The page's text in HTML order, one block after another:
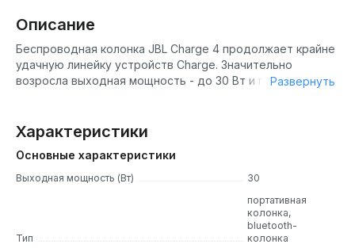
Описание
Беспроводная колонка JBL Charge 4 продолжает крайне
удачную линейку устройств Charge. Значительно
возросла выходная мощность - до 30 Вт и полностью
размером 5х9 см, способный одинаково хорошо играть
как низкие, так и высокие частоты. Также используются
2 пассивных излучателя для большей выразительности
низких частот.
Хотите наслаждаться громкой музыкой возле водоёма
или бассейна, а может быть взять колонку в длительное
Развернуть
Характеристики
Основные характеристики
Выходная мощность (Вт) 30
Тип
портативная
колонка,
bluetooth-
колонка